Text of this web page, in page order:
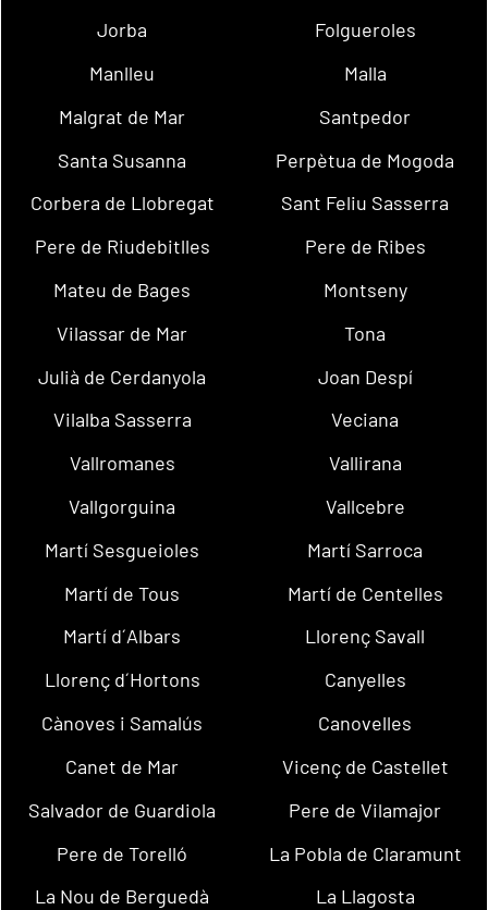
Jorba
Folgueroles
Manlleu
Malla
Malgrat de Mar
Santpedor
Santa Susanna
Perpètua de Mogoda
Corbera de Llobregat
Sant Feliu Sasserra
Pere de Riudebitlles
Pere de Ribes
Mateu de Bages
Montseny
Vilassar de Mar
Tona
Julià de Cerdanyola
Joan Despí
Vilalba Sasserra
Veciana
Vallromanes
Vallirana
Vallgorguina
Vallcebre
Martí Sesgueioles
Martí Sarroca
Martí de Tous
Martí de Centelles
Martí d´Albars
Llorenç Savall
Llorenç d´Hortons
Canyelles
Cànoves i Samalús
Canovelles
Canet de Mar
Vicenç de Castellet
Salvador de Guardiola
Pere de Vilamajor
Pere de Torelló
La Pobla de Claramunt
La Nou de Berguedà
La Llagosta